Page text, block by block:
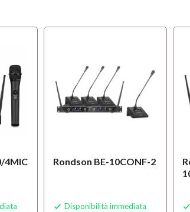
4MIC Rondson BE-10CONF-2
 Disponibilità immediata 